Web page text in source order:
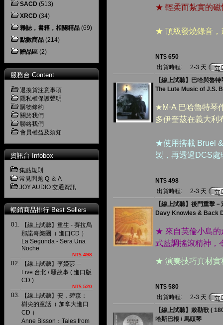
SACD (513)
XRCD (34)
雜誌，書籍，相關精品 (69)
點數商品 (214)
贈品區 (2)
服務台 Content
退換貨注意事項
隱私權保護聲明
購物條約
關於我們
聯絡我們
會員權益及須知
資訊台 Infobox
集點規則
常見問題 Q ＆ A
JOY AUDIO 交通資訊
暢銷商品排行 Best Sellers
01.
【線上試聽】重生 - 賽拉烏
那諾奇樂團（ 進口CD ）
La Segunda - Sera Una
Noche
NT$ 498
02.
【線上試聽】李婭莎 ─
Live 台北 / 騷故事 ( 進口版
CD )
NT$ 520
03.
【線上試聽】安．碧森：
樹尖的童話（ 加拿大進口
CD ）
Anne Bisson：Tales from
★ 輕柔而紮實的磁
★ 頂級發燒錄音，
NT$ 650
出貨時程:
2-3 天
【線上試聽】巴哈與魯
The Lute Music of J.S.
★M‧A 巴哈魯特琴
多伊奎茲在義大利
★使用搭載 Bruel
製，再透過DCS
NT$ 498
出貨時程:
2-3 天
【線上試聽】後門重擊
Davy Knowles & Back
★ 來自英倫小島的
式藍調搖滾精神，
★ 演奏技巧真材實
NT$ 580
出貨時程:
2-3 天
【線上試聽】敕勒歌 (
哈斯巴根 / 馬頭琴